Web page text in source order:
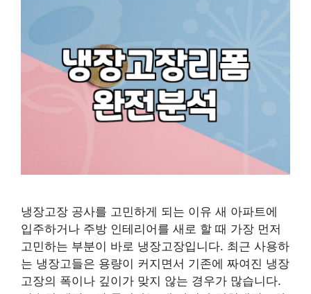
냉장고장 공사를 고민하게 되는 이유 새 아파트에
입주하거나 주방 인테리어를 새로 할 때 가장 먼저
고민하는 부분이 바로 냉장고장입니다. 최근 사용하
는 냉장고들은 용량이 커지면서 기존에 짜여진 냉장
고장의 폭이나 깊이가 맞지 않는 경우가 많습니다.